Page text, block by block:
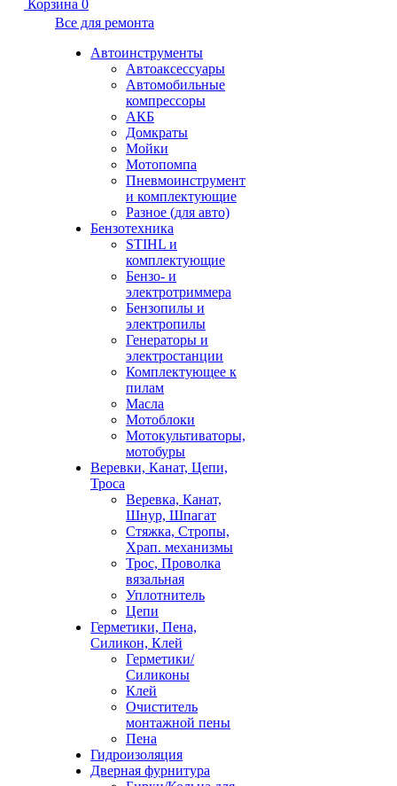
Корзина 0
Все для ремонта
Автоинструменты
Автоаксессуары
Автомобильные
компрессоры
АКБ
Домкраты
Мойки
Мотопомпа
Пневмоинструмент
и комплектующие
Разное (для авто)
Бензотехника
STIHL и
комплектующие
Бензо- и
электротриммера
Бензопилы и
электропилы
Генераторы и
электростанции
Комплектующее к
пилам
Масла
Мотоблоки
Мотокультиваторы,
мотобуры
Веревки, Канат, Цепи,
Троса
Веревка, Канат,
Шнур, Шпагат
Стяжка, Стропы,
Храп. механизмы
Трос, Проволка
вязальная
Уплотнитель
Цепи
Герметики, Пена,
Силикон, Клей
Герметики/
Силиконы
Клей
Очиститель
монтажной пены
Пена
Гидроизоляция
Дверная фурнитура